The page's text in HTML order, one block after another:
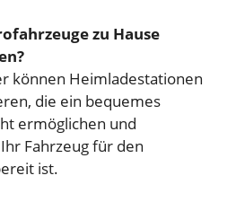
zu Hause
können Heimladestationen
die ein bequemes
ermöglichen und
Fahrzeug für den
ist.